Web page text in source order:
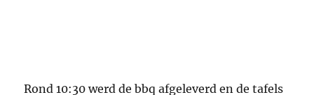
Rond 10:30 werd de bbq afgeleverd en de tafels